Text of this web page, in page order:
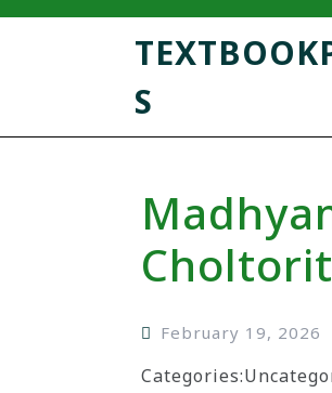
S
Choltorit
February 19, 2026
Categories: